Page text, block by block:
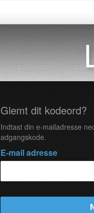
Glemt dit kodeord?
Indtast din e-mailadresse
adgangskode.
E-mail adresse